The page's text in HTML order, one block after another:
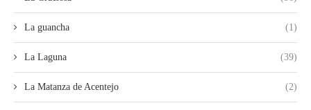
La guancha (1)
La Laguna (39)
La Matanza de Acentejo (2)